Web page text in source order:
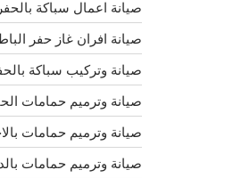
صيانة اعمال سباكة بالحفر
صيانة افران غاز حفر
صيانة وتركيب سباكة
صيانة وترميم حمامات
صيانة وترميم حمامات
صيانة وترميم حمامات